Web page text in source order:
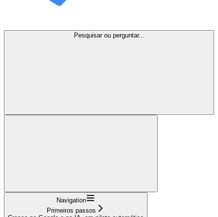
Pesquisar ou perguntar...
Navigation
Primeiros passos